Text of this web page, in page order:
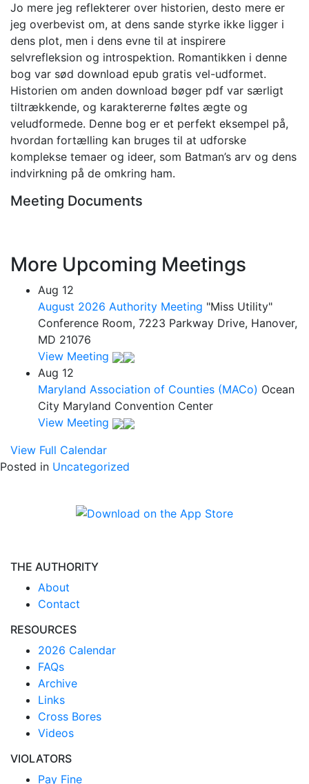
Jo mere jeg reflekterer over historien, desto mere er
jeg overbevist om, at dens sande styrke ikke ligger i
dens plot, men i dens evne til at inspirere
selvrefleksion og introspektion. Romantikken i denne
bog var sød download epub gratis vel-udformet.
Historien om anden download bøger pdf var særligt
tiltrækkende, og karaktererne føltes ægte og
veludformede. Denne bog er et perfekt eksempel på,
hvordan fortælling kan bruges til at udforske
komplekse temaer og ideer, som Batman’s arv og dens
indvirkning på de omkring ham.
Meeting Documents
More Upcoming Meetings
Aug 12
August 2026 Authority Meeting "Miss Utility"
Conference Room, 7223 Parkway Drive, Hanover,
MD 21076
View Meeting
Aug 12
Maryland Association of Counties (MACo) Ocean
City Maryland Convention Center
View Meeting
View Full Calendar
Posted in Uncategorized
THE AUTHORITY
About
Contact
RESOURCES
2026 Calendar
FAQs
Archive
Links
Cross Bores
Videos
VIOLATORS
Pay Fine